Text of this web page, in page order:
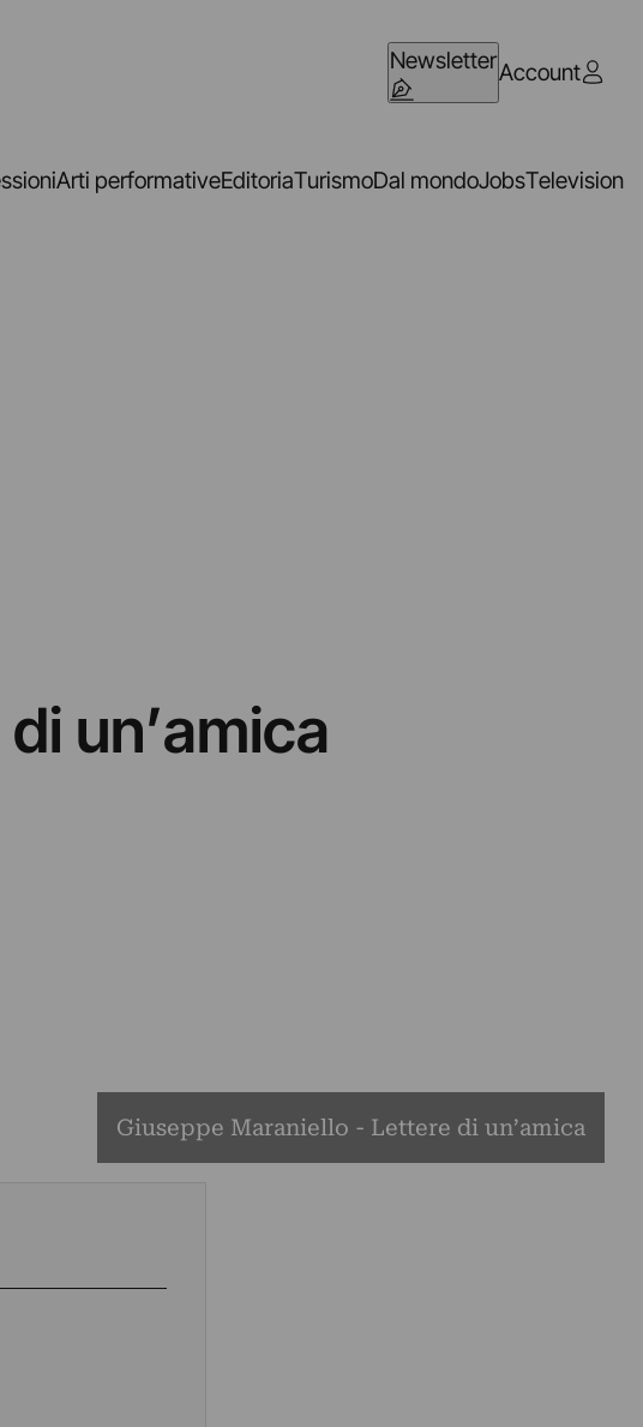
NewsletterAccount
Arti performativeEditoriaTurismoDal mondoJobsTelevision
un’amica
Giuseppe Maraniello - Lettere di un’amica